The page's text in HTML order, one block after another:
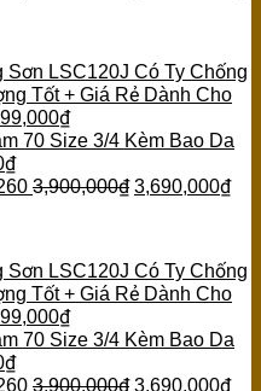
LSC120J Có Ty Chống
Tốt + Giá Rẻ Dành Cho
₫
70 Size 3/4 Kèm Bao Da
₫
3,900,000₫ 3,690,000₫
LSC120J Có Ty Chống
Tốt + Giá Rẻ Dành Cho
₫
70 Size 3/4 Kèm Bao Da
₫
3,900,000₫ 3,690,000₫